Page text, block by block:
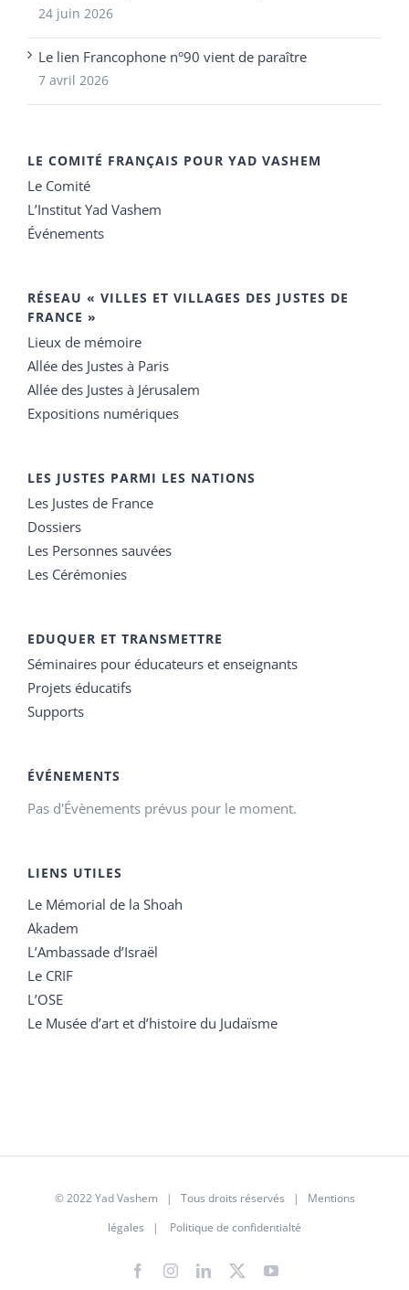
24 juin 2026
Le lien Francophone n°90 vient de paraître
7 avril 2026
LE COMITÉ FRANÇAIS POUR YAD VASHEM
Le Comité
L’Institut Yad Vashem
Événements
RÉSEAU « VILLES ET VILLAGES DES JUSTES DE
FRANCE »
Lieux de mémoire
Allée des Justes à Paris
Allée des Justes à Jérusalem
Expositions numériques
LES JUSTES PARMI LES NATIONS
Les Justes de France
Dossiers
Les Personnes sauvées
Les Cérémonies
EDUQUER ET TRANSMETTRE
Séminaires pour éducateurs et enseignants
Projets éducatifs
Supports
ÉVÉNEMENTS
Pas d'Évènements prévus pour le moment.
LIENS UTILES
Le Mémorial de la Shoah
Akadem
L’Ambassade d’Israël
Le CRIF
L’OSE
Le Musée d’art et d’histoire du Judaïsme
© 2022 Yad Vashem | Tous droits réservés | Mentions
légales | Politique de confidentialté